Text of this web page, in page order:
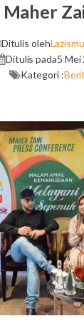
Maher
Ditulis oleh
Ditulis pada5 Mei
Kategori :